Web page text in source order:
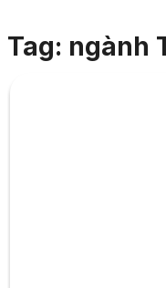
Tag: ngành